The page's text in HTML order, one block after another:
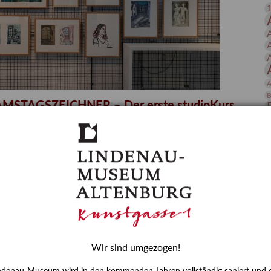
& Editionen
Forschung
– Der erste studioKurs
am Lindenau-Museum Altenburg
ist die Bespielung der KUNSTWAND im Interim
Teil dieses Teams erläutert Nora Frohmann in ihrem
Kuration der Präsentation und stellt den Kurs der
Wir sind umgezogen!